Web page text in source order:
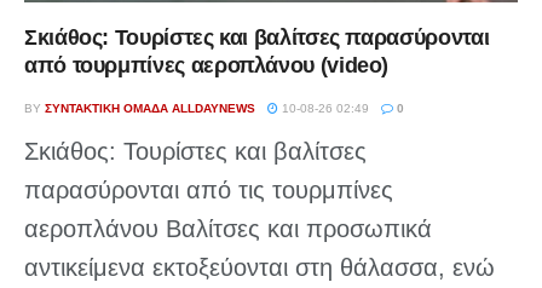
Σκιάθος: Τουρίστες και βαλίτσες παρασύρονται
από τουρμπίνες αεροπλάνου (video)
BY ΣΥΝΤΑΚΤΙΚΉ ΟΜΆΔΑ ALLDAYNEWS 10-08-26 02:49 0
Σκιάθος: Τουρίστες και βαλίτσες
παρασύρονται από τις τουρμπίνες
αεροπλάνου Βαλίτσες και προσωπικά
αντικείμενα εκτοξεύονται στη θάλασσα, ενώ